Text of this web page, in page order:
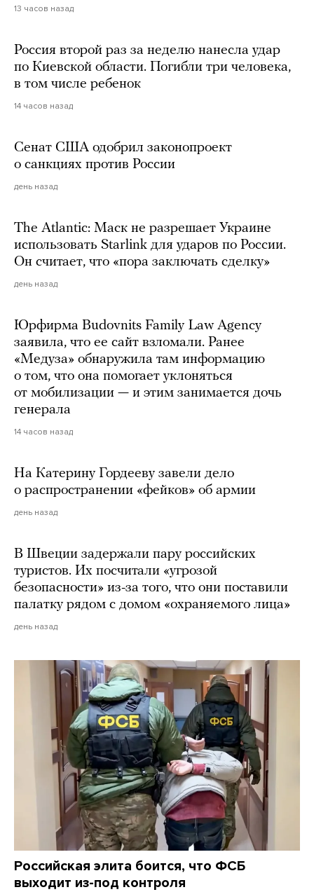
13 часов назад
Россия второй раз за неделю нанесла удар
по Киевской области. Погибли три человека,
в том числе ребенок
14 часов назад
Сенат США одобрил законопроект
о санкциях против России
день назад
The Atlantic: Маск не разрешает Украине
использовать Starlink для ударов по России.
Он считает, что «пора заключать сделку»
день назад
Юрфирма Budovnits Family Law Agency
заявила, что ее сайт взломали. Ранее
«Медуза» обнаружила там информацию
о том, что она помогает уклоняться
от мобилизации — и этим занимается дочь
генерала
14 часов назад
На Катерину Гордееву завели дело
о распространении «фейков» об армии
день назад
В Швеции задержали пару российских
туристов. Их посчитали «угрозой
безопасности» из-за того, что они поставили
палатку рядом с домом «охраняемого лица»
день назад
Российская элита боится, что ФСБ
выходит из-под контроля